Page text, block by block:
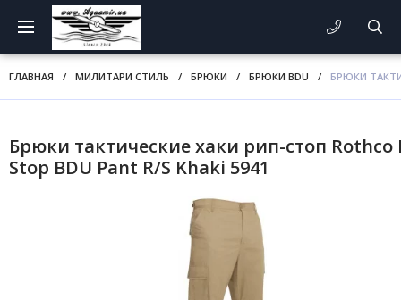
ГЛАВНАЯ / МИЛИТАРИ СТИЛЬ / БРЮКИ / БРЮКИ BDU / БРЮКИ
Брюки тактические хаки рип-стоп Rothco
Stop BDU Pant R/S Khaki 5941